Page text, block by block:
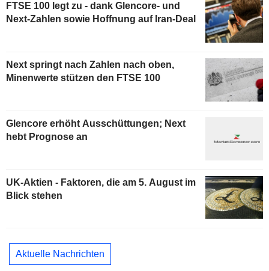
FTSE 100 legt zu - dank Glencore- und
Next-Zahlen sowie Hoffnung auf Iran-Deal
Next springt nach Zahlen nach oben,
Minenwerte stützen den FTSE 100
Glencore erhöht Ausschüttungen; Next
hebt Prognose an
UK-Aktien - Faktoren, die am 5. August im
Blick stehen
Aktuelle Nachrichten